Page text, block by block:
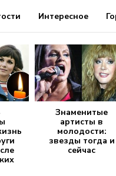
Интересное
Знаменитые
артисты в
молодости:
звезды тогда и
сейчас